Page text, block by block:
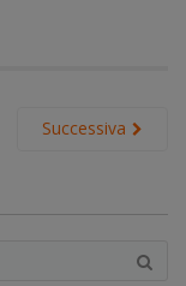
Successiva